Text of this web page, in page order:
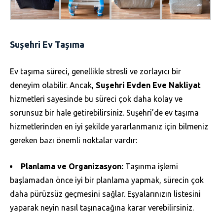
Suşehri Ev Taşıma
Ev taşıma süreci, genellikle stresli ve zorlayıcı bir
deneyim olabilir. Ancak, Suşehri Evden Eve Nakliyat
hizmetleri sayesinde bu süreci çok daha kolay ve
sorunsuz bir hale getirebilirsiniz. Suşehri’de ev taşıma
hizmetlerinden en iyi şekilde yararlanmanız için bilmeniz
gereken bazı önemli noktalar vardır:
Planlama ve Organizasyon: Taşınma işlemi
başlamadan önce iyi bir planlama yapmak, sürecin çok
daha pürüzsüz geçmesini sağlar. Eşyalarınızın listesini
yaparak neyin nasıl taşınacağına karar verebilirsiniz.